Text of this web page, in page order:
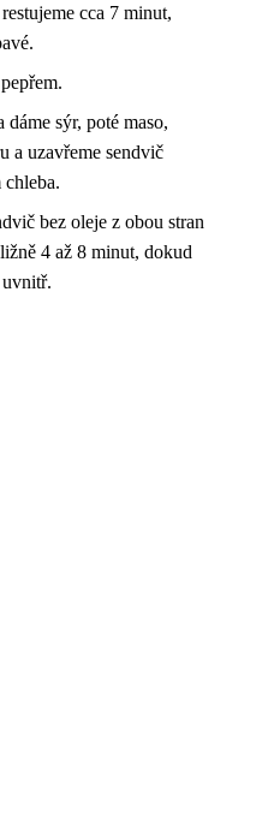
cca 7 minut,
dáme sýr, poté maso,
a uzavřeme sendvič
bez oleje z obou stran
4 až 8 minut, dokud
uvnitř.